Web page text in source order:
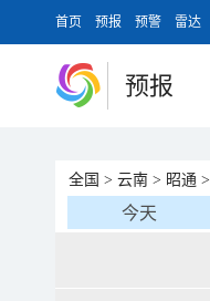
首页 预报 预警 雷达
预报
全国 > 云南 > 昭通 >
今天